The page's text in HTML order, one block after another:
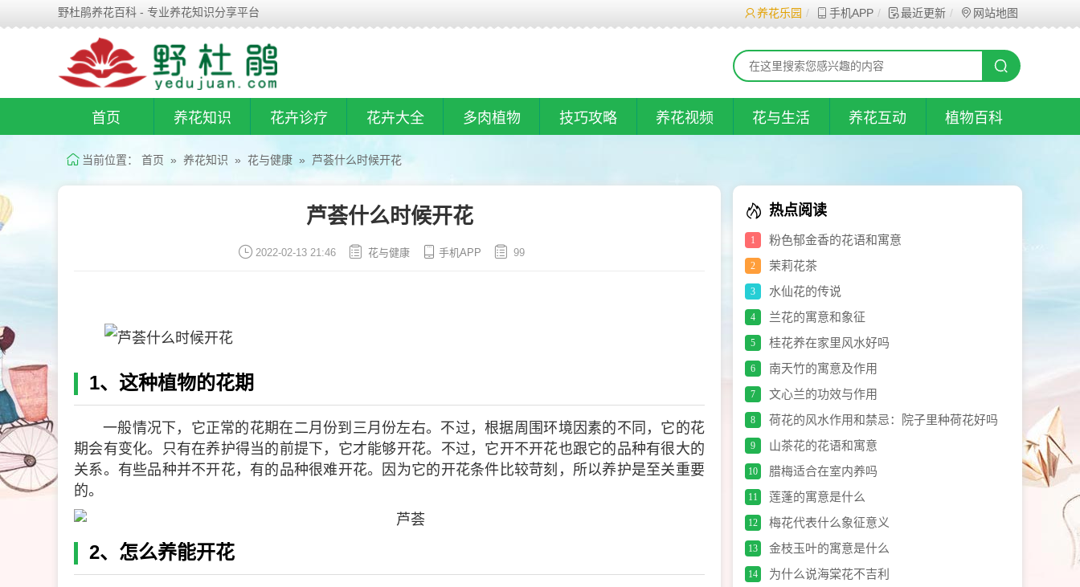
野杜鹃养花百科 - 专业养花知识分享平台 养花乐园 手机APP 最近更新 网站地图
首页 养花知识 花卉诊疗 花卉大全 多肉植物 技巧攻略 养花视频 花与生活 养花互动 植物百科
当前位置： 首页 » 养花知识 » 花与健康 » 芦荟什么时候开花
芦荟什么时候开花
2022-02-13 21:46 花与健康 手机APP 99
1、这种植物的花期
一般情况下，它正常的花期在二月份到三月份左右。不过，根据周围环境因素的不同，它的花
期会有变化。只有在养护得当的前提下，它才能够开花。不过，它开不开花也跟它的品种有很大的
关系。有些品种并不开花，有的品种很难开花。因为它的开花条件比较苛刻，所以养护是至关重要
的。
2、怎么养能开花
热点阅读
1 粉色郁金香的花语和寓意
2 茉莉花茶
3 水仙花的传说
4 兰花的寓意和象征
5 桂花养在家里风水好吗
6 南天竹的寓意及作用
7 文心兰的功效与作用
8 荷花的风水作用和禁忌：院子里种荷花好吗
9 山茶花的花语和寓意
10 腊梅适合在室内养吗
11 莲蓬的寓意是什么
12 梅花代表什么象征意义
13 金枝玉叶的寓意是什么
14 为什么说海棠花不吉利